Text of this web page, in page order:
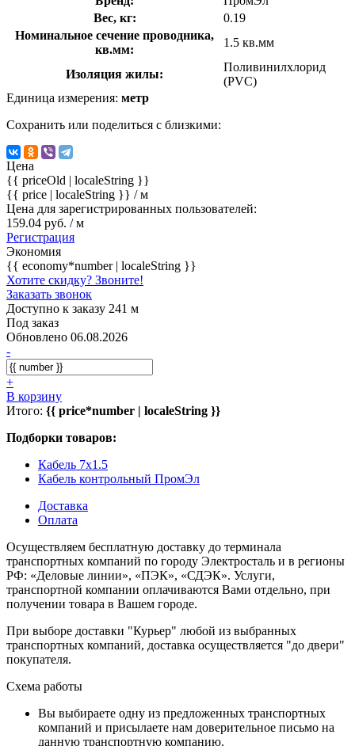
Вес, кг:
0.19
Номинальное сечение проводника,
кв.мм:
1.5 кв.мм
Изоляция жилы:
Поливинилхлорид
(PVC)
Единица измерения: метр
Сохранить или поделиться с близкими:
Цена
{{ priceOld | localeString }}
{{ price | localeString }} / м
Цена для зарегистрированных пользователей:
159.04 руб. / м
Регистрация
Экономия
{{ economy*number | localeString }}
Хотите скидку? Звоните!
Заказать звонок
Доступно к заказу 241 м
Под заказ
Обновлено 06.08.2026
-
+
В корзину
Итого: {{ price*number | localeString }}
Подборки товаров:
Кабель 7x1.5
Кабель контрольный ПромЭл
Доставка
Оплата
Осуществляем бесплатную доставку до терминала
транспортных компаний по городу Электросталь и в регионы
РФ: «Деловые линии», «ПЭК», «СДЭК». Услуги,
транспортной компании оплачиваются Вами отдельно, при
получении товара в Вашем городе.
При выборе доставки "Курьер" любой из выбранных
транспортных компаний, доставка осуществляется "до двери"
покупателя.
Схема работы
Вы выбираете одну из предложенных транспортных
компаний и присылаете нам доверительное письмо на
данную транспортную компанию.